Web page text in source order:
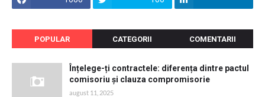
POPULAR CATEGORII COMENTARII
Înțelege-ți contractele: diferența dintre pactul
comisoriu și clauza compromisorie
august 11, 2025